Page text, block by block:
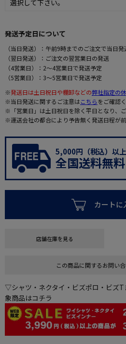
発送予定日について
（当日発送）：午前9時までのご注文で当日発
（翌日発送）：ご注文の翌営業日の発送
（4営業日）：2～4営業日で発送予定
（5営業日）：3～5営業日で発送予定
※発送日は土日祝日や棚卸などの弊社指定の
※当日発送に関するご注意はこちらをご確認
※「営業日」は土日祝日を除く平日となり、ご
※運送会社の都合により予告無く発送日程が前
5,000円（税込）以
全国送料無料
カートに
店舗在庫を見る
この商品に関するお問い
▽シャツ・ネクタイ・ビズポロ・ビズT
象商品はコチラ